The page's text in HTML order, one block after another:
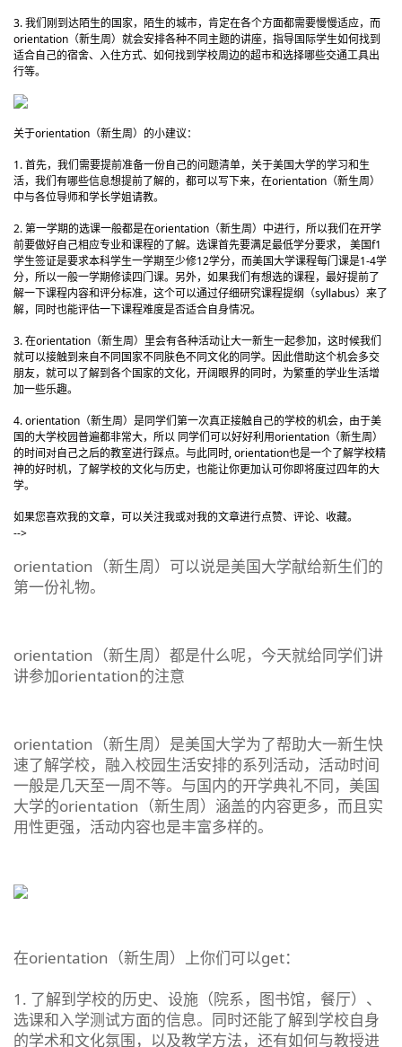
3. 我们刚到达陌生的国家，陌生的城市，肯定在各个方面都需要慢慢适应，而
orientation（新生周）就会安排各种不同主题的讲座，指导国际学生如何找到
适合自己的宿舍、入住方式、如何找到学校周边的超市和选择哪些交通工具出
行等。
关于orientation（新生周）的小建议：
1. 首先，我们需要提前准备一份自己的问题清单，关于美国大学的学习和生
活，我们有哪些信息想提前了解的，都可以写下来，在orientation（新生周）
中与各位导师和学长学姐请教。
2. 第一学期的选课一般都是在orientation（新生周）中进行，所以我们在开学
前要做好自己相应专业和课程的了解。选课首先要满足最低学分要求， 美国f1
学生签证是要求本科学生一学期至少修12学分，而美国大学课程每门课是1-4学
分，所以一般一学期修读四门课。另外，如果我们有想选的课程，最好提前了
解一下课程内容和评分标准，这个可以通过仔细研究课程提纲（syllabus）来了
解，同时也能评估一下课程难度是否适合自身情况。
3. 在orientation（新生周）里会有各种活动让大一新生一起参加，这时候我们
就可以接触到来自不同国家不同肤色不同文化的同学。因此借助这个机会多交
朋友，就可以了解到各个国家的文化，开阔眼界的同时，为繁重的学业生活增
加一些乐趣。
4. orientation（新生周）是同学们第一次真正接触自己的学校的机会，由于美
国的大学校园普遍都非常大，所以 同学们可以好好利用orientation（新生周）
的时间对自己之后的教室进行踩点。与此同时, orientation也是一个了解学校精
神的好时机，了解学校的文化与历史，也能让你更加认可你即将度过四年的大
学。
如果您喜欢我的文章，可以关注我或对我的文章进行点赞、评论、收藏。
-->
orientation（新生周）可以说是美国大学献给新生们的
第一份礼物。
orientation（新生周）都是什么呢，今天就给同学们讲
讲参加orientation的注意
orientation（新生周）是美国大学为了帮助大一新生快
速了解学校，融入校园生活安排的系列活动，活动时间
一般是几天至一周不等。与国内的开学典礼不同，美国
大学的orientation（新生周）涵盖的内容更多，而且实
用性更强，活动内容也是丰富多样的。
在orientation（新生周）上你们可以get：
1. 了解到学校的历史、设施（院系，图书馆，餐厅）、
选课和入学测试方面的信息。同时还能了解到学校自身
的学术和文化氛围，以及教学方法，还有如何与教授进